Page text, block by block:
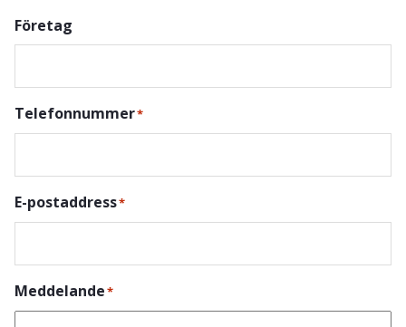
Företag
Telefonnummer*
E-postaddress*
Meddelande*